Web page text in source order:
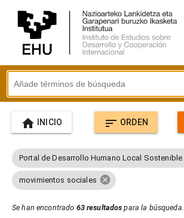
home INICIO sort ORDEN
Portal de Desarrollo Humano Local Sostenible
movimientos sociales cancel
Se han encontrado 63 resultados para la búsqueda.